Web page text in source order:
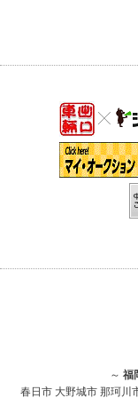
～ 福
春日市 大野城市 那珂川